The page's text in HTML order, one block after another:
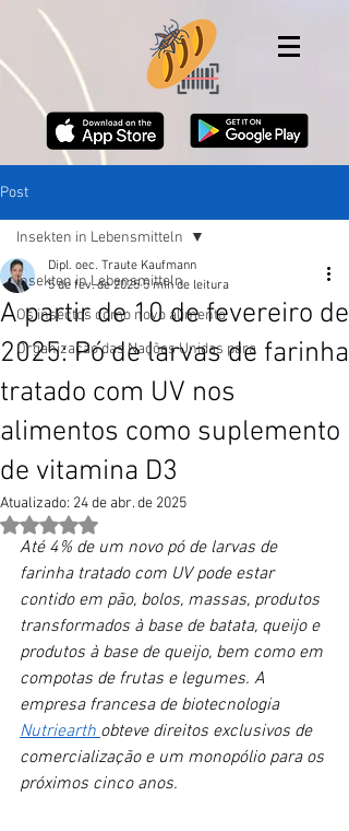
Post
Insekten in Lebensmitteln
Os insectos como novo alimento
Organização das Nações Unidas para
Insekten in Lebensmitteln
A partir de 10 de fevereiro de
2025: Pó de larvas de farinha
tratado com UV nos
alimentos como suplemento
de vitamina D3
Dipl. oec. Traute Kaufmann
5 de fev. de 2025 5 min de leitura
Atualizado: 24 de abr. de 2025
Avaliado com NaN de 5 estrelas.
Até 4% de um novo pó de larvas de
farinha tratado com UV pode estar
contido em pão, bolos, massas, produtos
transformados à base de batata, queijo e
produtos à base de queijo, bem como em
compotas de frutas e legumes. A
empresa francesa de biotecnologia
Nutriearth obteve direitos exclusivos de
comercialização e um monopólio para os
próximos cinco anos.